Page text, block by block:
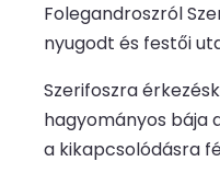
Folegandroszról
nyugodt és festői
Szerifoszra
hagyományos bája
a kikapcsolódásra